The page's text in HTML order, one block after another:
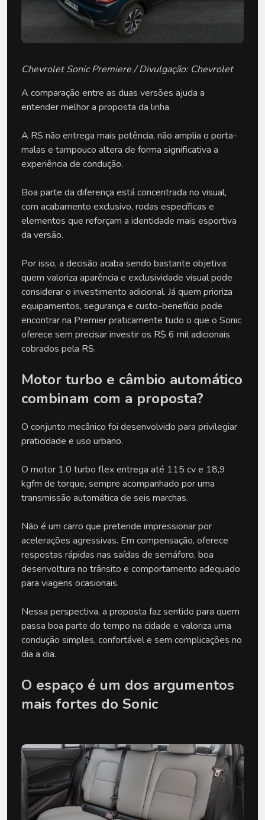
Chevrolet Sonic Premiere / Divulgação: Chevrolet
A comparação entre as duas versões ajuda a
entender melhor a proposta da linha.
A RS não entrega mais potência, não amplia o porta-
malas e tampouco altera de forma significativa a
experiência de condução.
Boa parte da diferença está concentrada no visual,
com acabamento exclusivo, rodas específicas e
elementos que reforçam a identidade mais esportiva
da versão.
Por isso, a decisão acaba sendo bastante objetiva:
quem valoriza aparência e exclusividade visual pode
considerar o investimento adicional. Já quem prioriza
equipamentos, segurança e custo-benefício pode
encontrar na Premier praticamente tudo o que o Sonic
oferece sem precisar investir os R$ 6 mil adicionais
cobrados pela RS.
Motor turbo e câmbio automático
combinam com a proposta?
O conjunto mecânico foi desenvolvido para privilegiar
praticidade e uso urbano.
O motor 1.0 turbo flex entrega até 115 cv e 18,9
kgfm de torque, sempre acompanhado por uma
transmissão automática de seis marchas.
Não é um carro que pretende impressionar por
acelerações agressivas. Em compensação, oferece
respostas rápidas nas saídas de semáforo, boa
desenvoltura no trânsito e comportamento adequado
para viagens ocasionais.
Nessa perspectiva, a proposta faz sentido para quem
passa boa parte do tempo na cidade e valoriza uma
condução simples, confortável e sem complicações no
dia a dia.
O espaço é um dos argumentos
mais fortes do Sonic